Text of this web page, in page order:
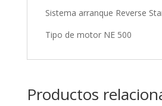
Sistema arranque Reverse
Tipo de motor NE 500
Productos